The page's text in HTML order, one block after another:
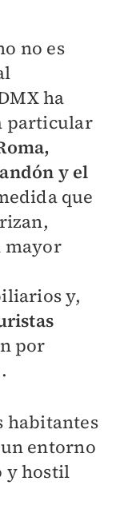
no es
ha
particular
y el
que
mayor
y,
por
habitantes
entorno
y hostil